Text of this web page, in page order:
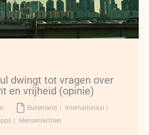
dwingt tot vragen over
en vrijheid (opinie)
Buitenland
Internationaal
Mensenrechten